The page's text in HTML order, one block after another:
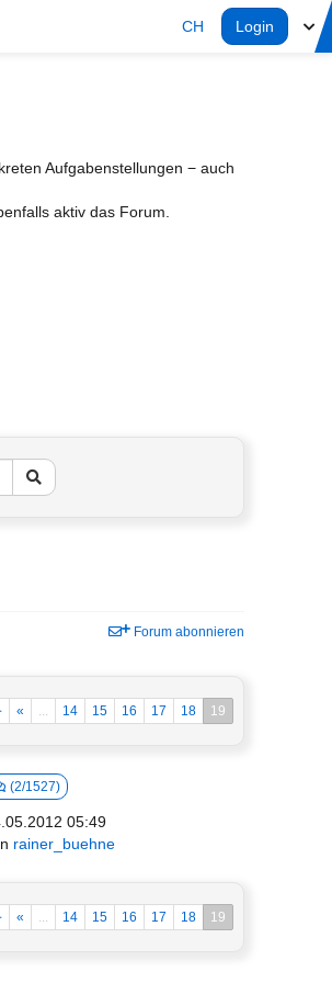
CH Login
Aufgabenstellungen − auch
aktiv das Forum.
Forum abonnieren
« ... 14 15 16 17 18 19
(2/1527)
05:49
rainer_buehne
« ... 14 15 16 17 18 19